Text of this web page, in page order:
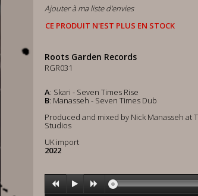
Ajouter à ma liste d'envies
CE PRODUIT N'EST PLUS EN STOCK
Roots Garden Records
RGR031
A: Skari - Seven Times Rise
B: Manasseh - Seven Times Dub
Produced and mixed by Nick Manasseh at
Studios
UK import
2022